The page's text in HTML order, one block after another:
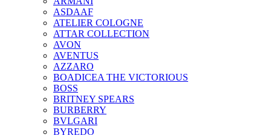
ASDAAF
ATELIER COLOGNE
ATTAR COLLECTION
AVON
AVENTUS
AZZARO
BOADICEA THE VICTORIOUS
BOSS
BRITNEY SPEARS
BURBERRY
BVLGARI
BYREDO